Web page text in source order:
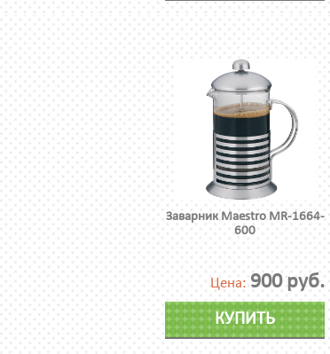
Заварник Maestro MR-1664-
600
Цена: 900 руб.
КУПИТЬ